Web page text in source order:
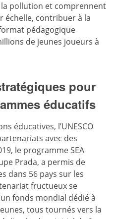
pollution et comprennent
échelle, contribuer à la
pédagogique
de jeunes joueurs à
pour
éducatifs
éducatives, l’UNESCO
avec des
le programme SEA
Prada, a permis de
dans 56 pays sur les
fructueux se
fonds mondial dédié à
tous tournés vers la